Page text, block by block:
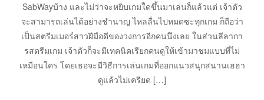
SabWayบ้าง และไม่ว่าจะหยิบเกมใดขึ้นมาเล่นก็แล้วแต่ เจ้าตัว
จะสามารถเล่นได้อย่างชำนาญ ไหลลื่นไปหมดซะทุกเกม ก็ถือว่า
เป็นสตรีมเมอร์สาวฝีมือดีของวงการอีกคนนึงเลย ในส่วนลีลากา
รสตรีมเกม เจ้าตัวก็จะมีเทคนิคเรียกคนดูให้เข้ามาชมแบบที่ไม่
เหมือนใคร โดยเธอจะมีวิธีการเล่นเกมที่ออกแนวสนุกสนานเฮฮา
ดูแล้วไม่เครียด […]